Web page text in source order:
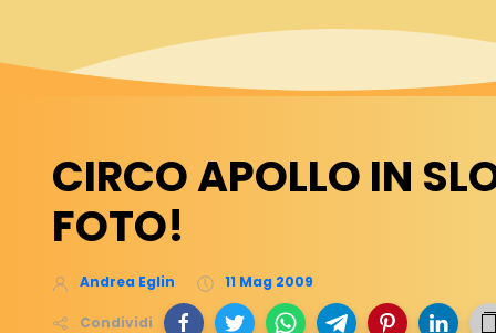
CIRCO APOLLO IN
FOTO!
Andrea Eglin 11 Mag 2009
Condividi